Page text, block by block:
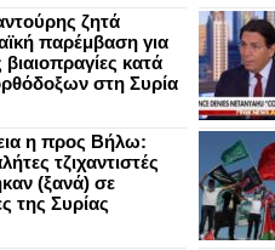
ζητά
παρέμβαση για
βιαιοπραγίες κατά
στη Συρία
η προς Βήλω:
τζιχαντιστές
(ξανά) σε
της Συρίας